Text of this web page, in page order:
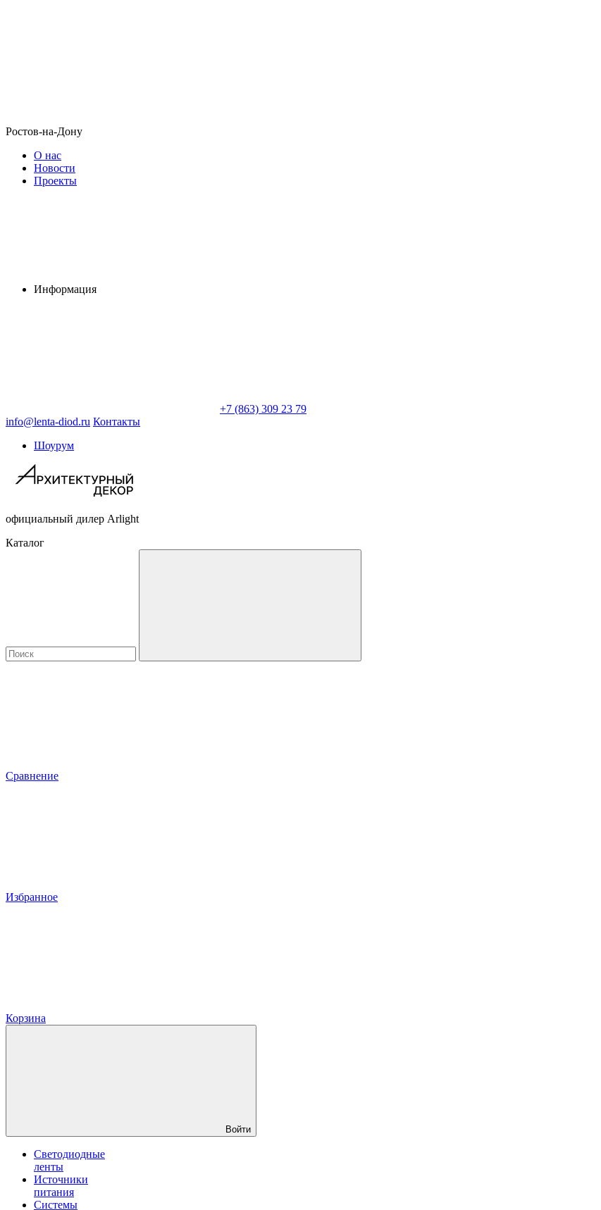
Ростов-на-Дону
О нас
Новости
Проекты
Информация
+7 (863) 309 23 79
info@lenta-diod.ru Контакты
Шоурум
официальный дилер Arlight
Каталог
Сравнение
Избранное
Корзина
Войти
Светодиодные
ленты
Источники
питания
Системы